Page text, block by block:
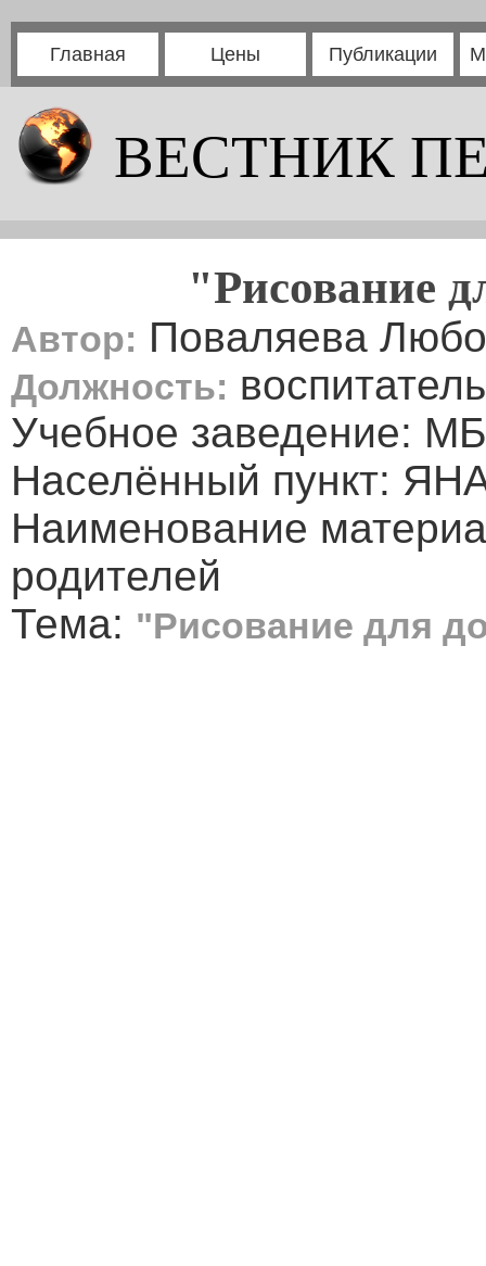
Главная Цены Публикации
ВЕСТНИК
"Рисование
Автор: Поваляева
Должность: воспитатель
Учебное заведение:
Населённый пункт:
Наименование
родителей
Тема: "Рисование для